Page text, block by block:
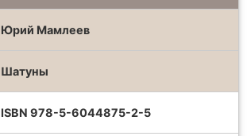
Юрий Мамлеев
Шатуны
ISBN 978-5-6044875-2-5